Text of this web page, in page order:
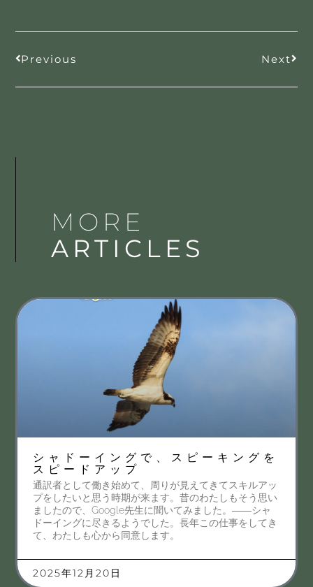
Previous Next
MORE
ARTICLES
シャドーイングで、スピーキングを
スピードアップ
通訳者として働き始めて、周りが見えてきてスキルアッ
プをしたいと思う時期が来ます。昔のわたしもそう思い
ましたので、Google先生に聞いてみました。――シャ
ドーイングに尽きるようでした。長年この仕事をしてき
て、わたしも心から同意します。
2025年12月20日